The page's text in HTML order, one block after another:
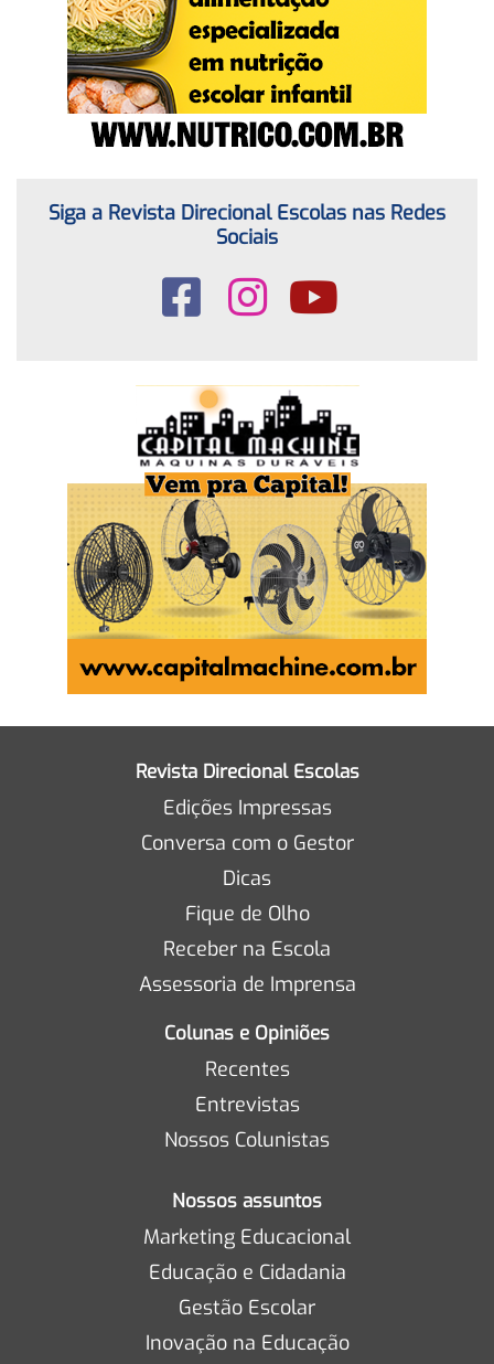
Siga a Revista Direcional Escolas nas Redes
Sociais
Revista Direcional Escolas
Edições Impressas
Conversa com o Gestor
Dicas
Fique de Olho
Receber na Escola
Assessoria de Imprensa
Colunas e Opiniões
Recentes
Entrevistas
Nossos Colunistas
Nossos assuntos
Marketing Educacional
Educação e Cidadania
Gestão Escolar
Inovação na Educação